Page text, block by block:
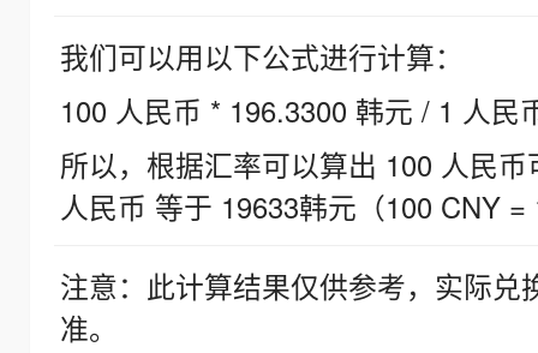
我们可以用以下公式进行计算：
100 人民币 * 196.3300 韩元 / 1 人民
所以，根据汇率可以算出 100 人民
人民币 等于 19633韩元（100 CNY =
注意：此计算结果仅供参考，实际
准。